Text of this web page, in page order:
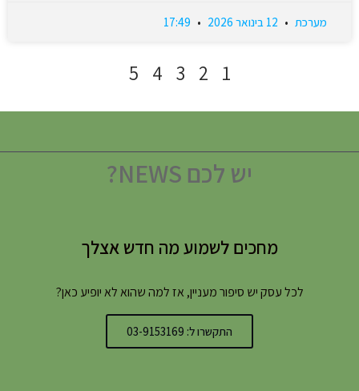
מערכת
1
2
3
4
5
יש לכם NEWS?
מחכים לשמוע מה חדש אצלך
לכל עסק יש סיפור מעניין, אז למה שהוא לא יופיע כאן?
התקשרו ל: 03-9153169